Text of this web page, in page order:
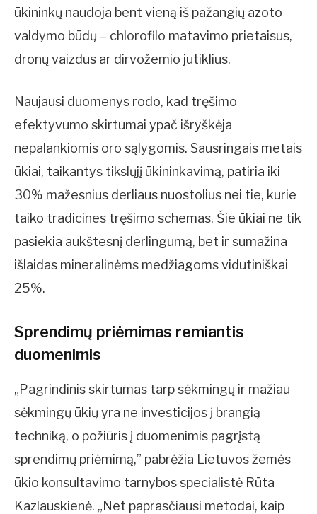
ūkininkų naudoja bent vieną iš pažangių azoto
valdymo būdų – chlorofilo matavimo prietaisus,
dronų vaizdus ar dirvožemio jutiklius.
Naujausi duomenys rodo, kad tręšimo
efektyvumo skirtumai ypač išryškėja
nepalankiomis oro sąlygomis. Sausringais metais
ūkiai, taikantys tikslųjį ūkininkavimą, patiria iki
30% mažesnius derliaus nuostolius nei tie, kurie
taiko tradicines tręšimo schemas. Šie ūkiai ne tik
pasiekia aukštesnį derlingumą, bet ir sumažina
išlaidas mineralinėms medžiagoms vidutiniškai
25%.
Sprendimų priėmimas remiantis
duomenimis
„Pagrindinis skirtumas tarp sėkmingų ir mažiau
sėkmingų ūkių yra ne investicijos į brangią
techniką, o požiūris į duomenimis pagrįstą
sprendimų priėmimą,” pabrėžia Lietuvos žemės
ūkio konsultavimo tarnybos specialistė Rūta
Kazlauskienė. „Net paprasčiausi metodai, kaip